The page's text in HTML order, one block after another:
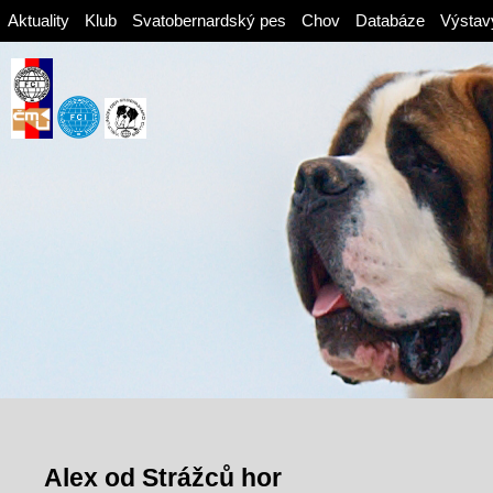
Aktuality Klub Svatobernardský pes Chov Databáze
Alex od Strážců hor